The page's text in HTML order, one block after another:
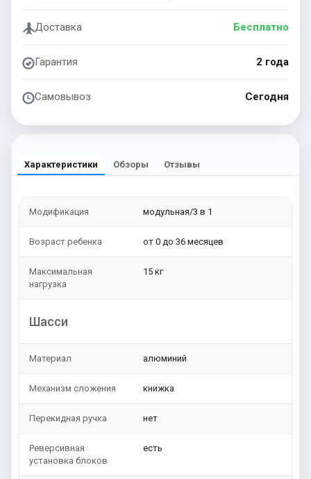
Доставка Бесплатно
Гарантия 2 года
Самовывоз Сегодня
Характеристики Обзоры Отзывы
Модификация модульная/3 в 1
Возраст ребенка от 0 до 36 месяцев
Максимальная
нагрузка
15 кг
Шасси
Материал алюминий
Механизм сложения книжка
Перекидная ручка нет
Реверсивная
установка блоков
есть